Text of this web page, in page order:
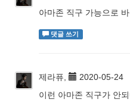
아마존 직구 가능으로
댓글 쓰기
제라퓨,
2020-05-24
이런 아마존 직구가 안되